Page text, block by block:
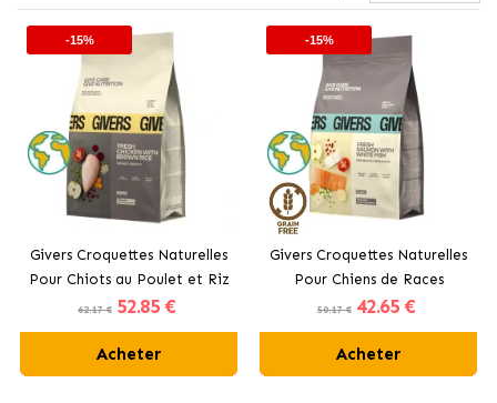
-15%
Givers Croquettes Naturelles
Pour Chiots au Poulet et Riz
Complet
62.17 € 52.85 €
Acheter
-15%
Givers Croquettes Naturelles
Pour Chiens de Races
Miniatures au Saumon
50.17 € 42.65 €
Acheter